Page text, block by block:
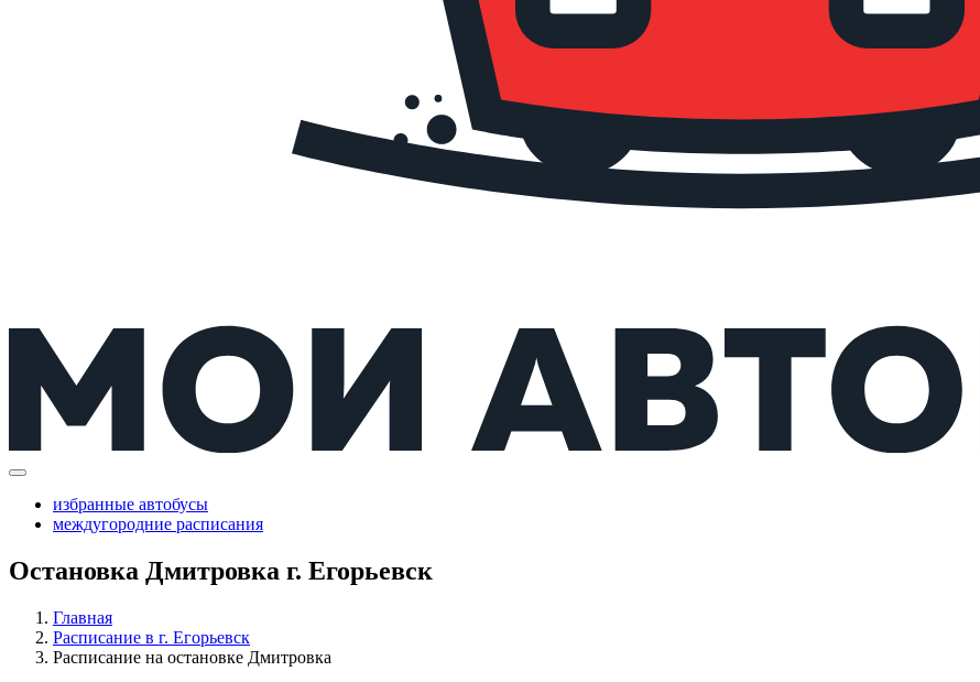
избранные автобусы
междугородние расписания
Остановка Дмитровка г. Егорьевск
Главная
Расписание в г. Егорьевск
Расписание на остановке Дмитровка